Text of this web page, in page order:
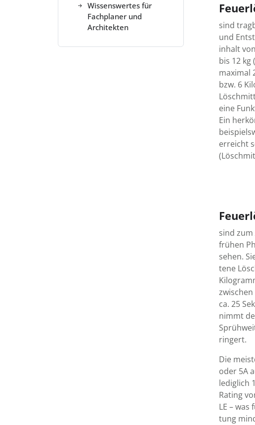
Wissenswertes für
Fachplaner und
Architekten
sind
und
inhalt
bis 12 kg
maximal
bzw. 6
eine
Ein
erreicht
sind
frühen
sehen.
tene
ca. 25
nimmt
ringert.
Die
oder 5A
lediglich
Rating
LE –
tung